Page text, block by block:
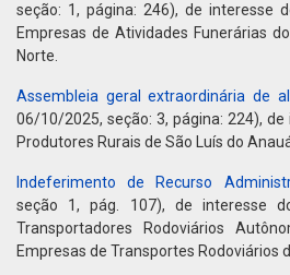
seção: 1, página: 246), de interesse
Empresas de Atividades Funerárias
Norte.
Assembleia geral extraordinária de
06/10/2025, seção: 3, página: 224),
Produtores Rurais de São Luís do
Indeferimento de Recurso
seção 1, pág. 107), de interesse
Transportadores Rodoviários
Empresas de Transportes Rodoviários